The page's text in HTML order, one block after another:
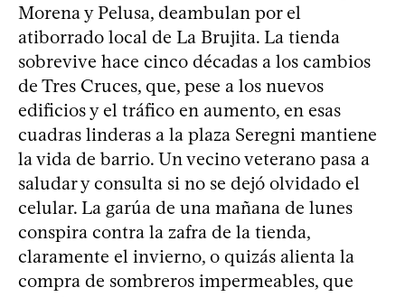
Morena y Pelusa, deambulan por el
atiborrado local de La Brujita. La tienda
sobrevive hace cinco décadas a los cambios
de Tres Cruces, que, pese a los nuevos
edificios y el tráfico en aumento, en esas
cuadras linderas a la plaza Seregni mantiene
la vida de barrio. Un vecino veterano pasa a
saludar y consulta si no se dejó olvidado el
celular. La garúa de una mañana de lunes
conspira contra la zafra de la tienda,
claramente el invierno, o quizás alienta la
compra de sombreros impermeables, que